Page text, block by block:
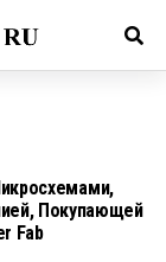
Покупающей
Fab